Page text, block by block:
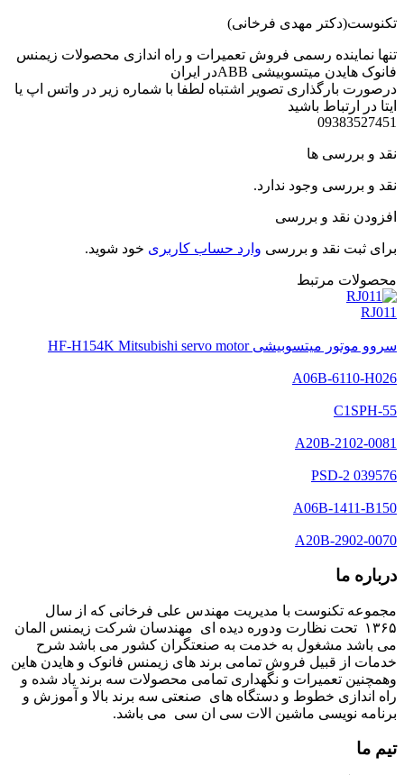
تکنوست(دکتر مهدی فرخانی)
تنها نماینده رسمی فروش تعمیرات و راه اندازی محصولات زیمنس
فانوک هایدن میتسوبیشی ABBدر ایران
درصورت بارگذاری تصویر اشتباه لطفا با شماره زیر در واتس اپ یا
ایتا در ارتباط باشید
09383527451
نقد و بررسی ها
نقد و بررسی وجود ندارد.
افزودن نقد و بررسی
برای ثبت نقد و بررسی وارد حساب کاربری خود شوید.
محصولات مرتبط
RJ011
سروو موتور میتسوبیشی HF-H154K Mitsubishi servo motor
A06B-6110-H026
C1SPH-55
A20B-2102-0081
PSD-2 039576
A06B-1411-B150
A20B-2902-0070
درباره ما
مجموعه تکنوست با مدیریت مهندس علی فرخانی که از سال
۱۳۶۵ تحت نظارت ودوره دیده ای مهندسان شرکت زیمنس المان
می باشد مشغول به خدمت به صنعتگران کشور می باشد شرح
خدمات از قبیل فروش تمامی برند های زیمنس فانوک و هایدن هاین
وهمچنین تعمیرات و نگهداری تمامی محصولات سه برند یاد شده و
راه اندازی خطوط و دستگاه های صنعتی سه برند بالا و آموزش و
برنامه نویسی ماشین الات سی ان سی می باشد.
تیم ما